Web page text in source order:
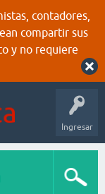
contadores,
compartir sus
y no requiere
Ingresar